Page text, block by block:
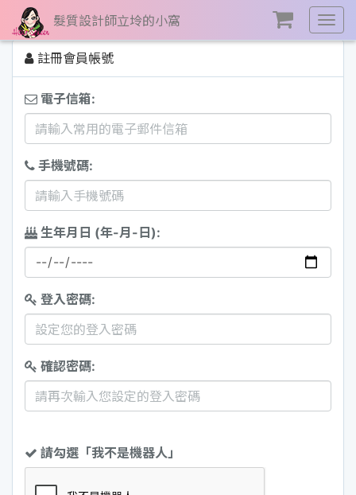
展
開
單
髮質設計師立坽的小窩
註冊會員帳號
電子信箱:
手機號碼:
生年月日 (年-月-日):
登入密碼:
確認密碼:
請勾選「我不是機器人」